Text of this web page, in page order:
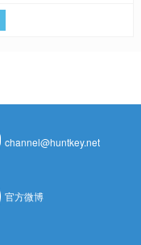
channel@huntkey.net
官方微博